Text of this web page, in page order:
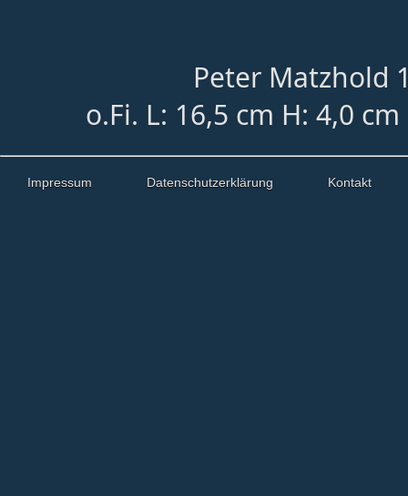
Peter Matzhold
o.Fi. L: 16,5 cm H: 4,0
Impressum Datenschutzerklärung Kontakt